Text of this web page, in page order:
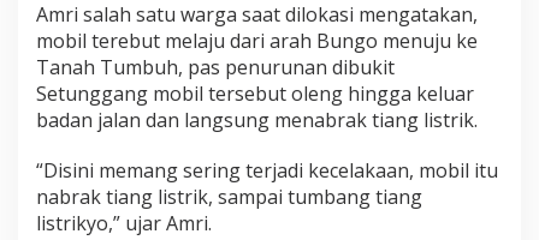
r
a
k
T
i
a
g
L
Amri salah satu warga saat dilokasi mengatakan,
mobil terebut melaju dari arah Bungo menuju ke
Tanah Tumbuh, pas penurunan dibukit
Setunggang mobil tersebut oleng hingga keluar
badan jalan dan langsung menabrak tiang listrik.
“Disini memang sering terjadi kecelakaan, mobil itu
nabrak tiang listrik, sampai tumbang tiang
listrikyo,” ujar Amri.